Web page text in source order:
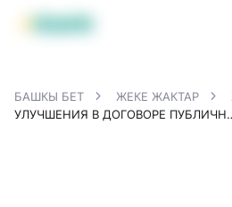
MBANK өнүмдөрү
БАШКЫ БЕТ ЖЕКЕ ЖАКТАР
УЛУЧШЕНИЯ В ДОГОВОРЕ